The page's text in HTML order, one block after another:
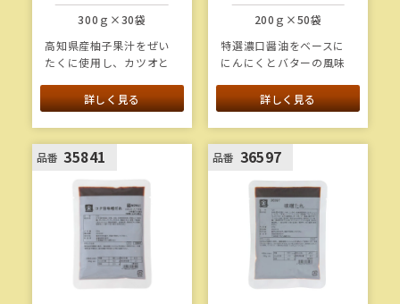
300ｇ×30袋
高知県産柚子果汁をぜい
たくに使用し、カツオと
り高いあんです。
詳しく見る
200ｇ×50袋
特選濃口醤油をベースに
にんにくとバターの風味
す。
詳しく見る
品番 35841 品番 36597